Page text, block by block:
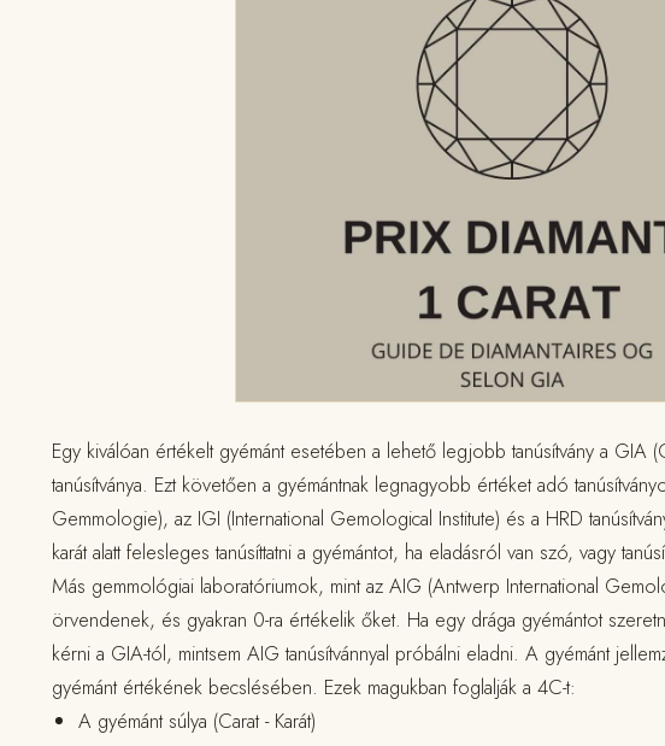
Egy kiválóan értékelt gyémánt esetében a lehető legjobb tanúsítvány a GIA
tanúsítványa. Ezt követően a gyémántnak legnagyobb értéket adó
Gemmologie), az IGI (International Gemological Institute) és a HRD
karát alatt felesleges tanúsíttatni a gyémántot, ha eladásról van szó, vagy
Más gemmológiai laboratóriumok, mint az AIG (Antwerp International
örvendenek, és gyakran 0-ra értékelik őket. Ha egy drága gyémántot
kérni a GIA-tól, mintsem AIG tanúsítvánnyal próbálni eladni. A gyémánt
gyémánt értékének becslésében. Ezek magukban foglalják a 4C-t:
A gyémánt súlya (Carat - Karát)